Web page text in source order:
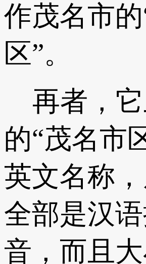
作茂名市
区”。
再者，它
的“茂名市
英文名称
全部是汉
音，而且